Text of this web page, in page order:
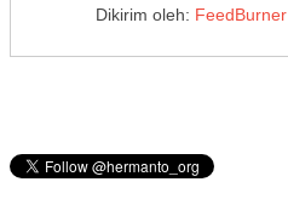
Dikirim oleh: FeedBurner